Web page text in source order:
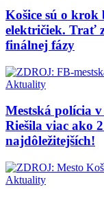
Košice sú o
električiek. Trať
finálnej fázy
Aktuality
Mestská polícia
Riešila viac ako
najdôležitejších!
Aktuality